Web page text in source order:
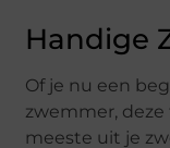
Handige
Of je nu een
zwemmer,
meeste uit je